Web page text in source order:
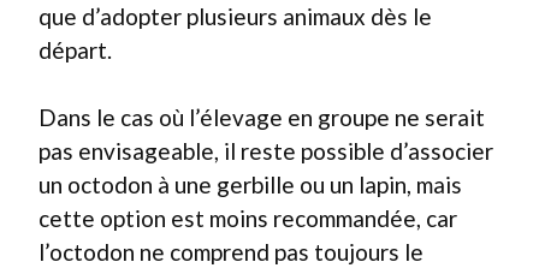
que d’adopter plusieurs animaux dès le
départ.
Dans le cas où l’élevage en groupe ne serait
pas envisageable, il reste possible d’associer
un octodon à une gerbille ou un lapin, mais
cette option est moins recommandée, car
l’octodon ne comprend pas toujours le